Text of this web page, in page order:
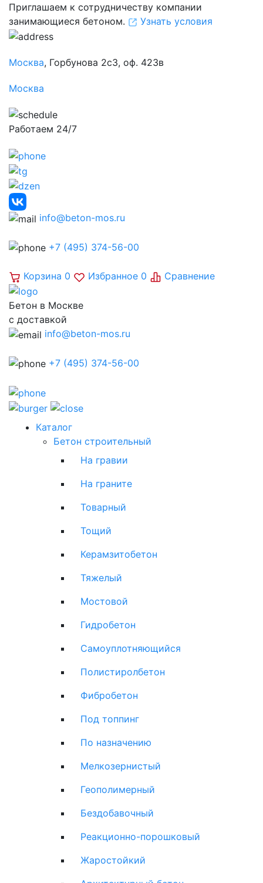
Приглашаем к сотрудничеству компании
занимающиеся бетоном.
Узнать условия
Москва, Горбунова 2с3, оф. 423в
Москва
Работаем 24/7
info@beton-mos.ru
+7 (495) 374-56-00
Корзина 0 Избранное 0 Сравнение
Бетон в Москве
с доставкой
info@beton-mos.ru
+7 (495) 374-56-00
Каталог
Бетон строительный
На гравии
На граните
Товарный
Тощий
Керамзитобетон
Тяжелый
Мостовой
Гидробетон
Самоуплотняющийся
Полистиролбетон
Фибробетон
Под топпинг
По назначению
Мелкозернистый
Геополимерный
Бездобавочный
Реакционно-порошковый
Жаростойкий